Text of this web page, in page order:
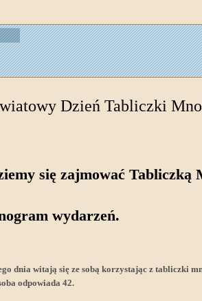
Dzień Tabliczki
się zajmować Tabliczką
wydarzeń.
dnia witają się ze sobą korzystając z tabliczki
odpowiada 42.